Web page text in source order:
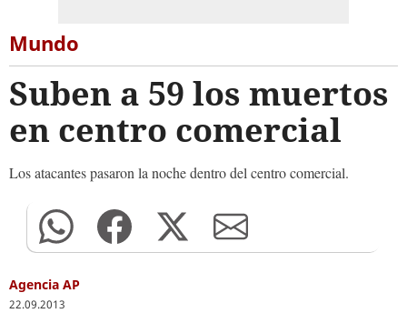
Mundo
Suben a 59 los muertos
en centro comercial
Los atacantes pasaron la noche dentro del centro comercial.
Agencia AP
22.09.2013